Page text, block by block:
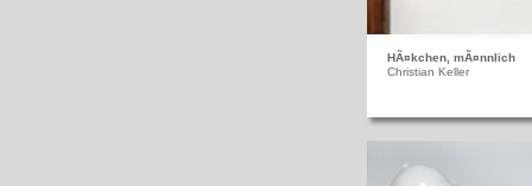
HÃ¤kchen, mÃ¤nnlich
Christian Keller